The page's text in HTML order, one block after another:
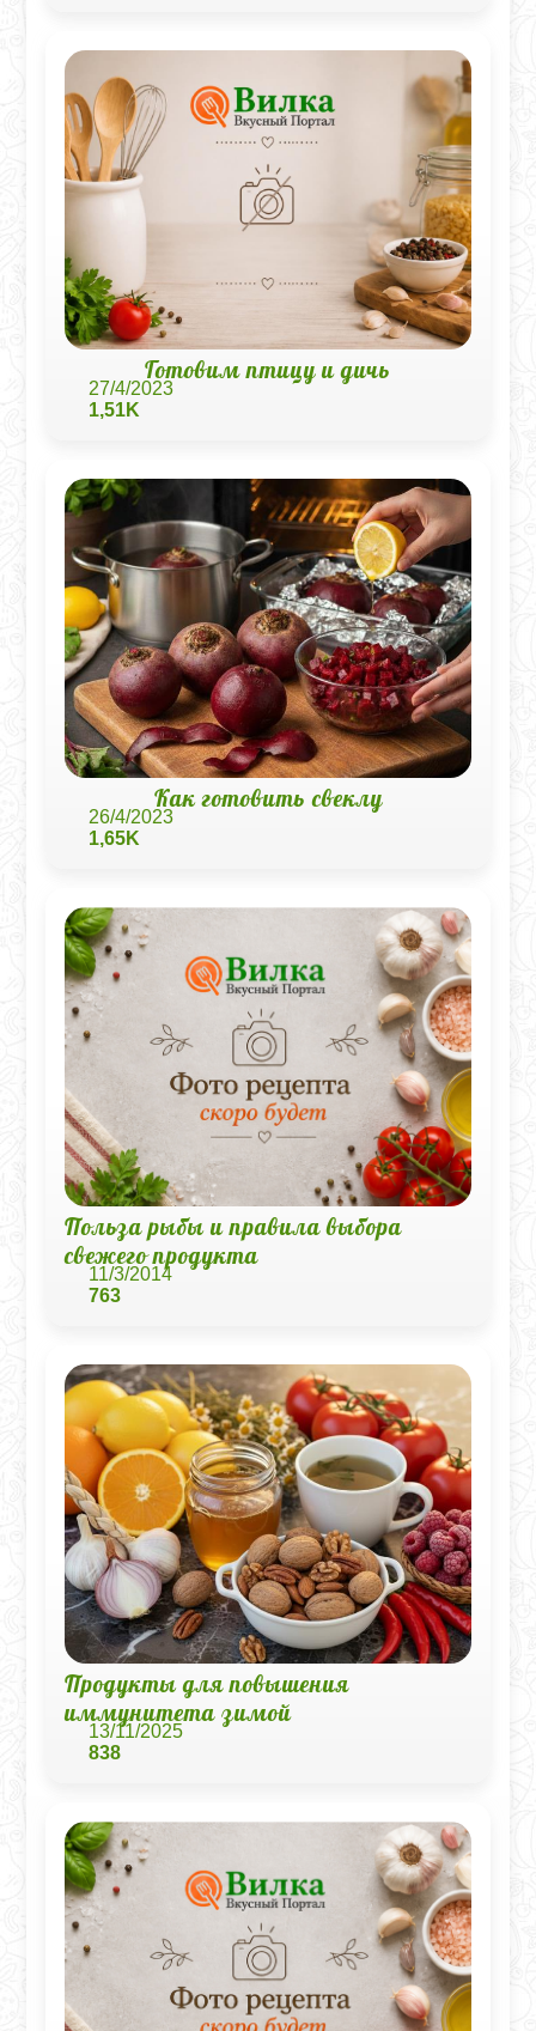
Готовим птицу и дичь
27/4/2023
1,51K
Как готовить свеклу
26/4/2023
1,65K
Польза рыбы и правила выбора
свежего продукта
11/3/2014
763
Продукты для повышения
иммунитета зимой
13/11/2025
838